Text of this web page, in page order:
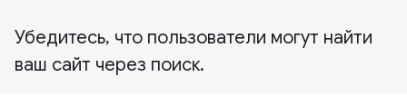
Убедитесь, что пользователи могут найти
ваш сайт через поиск.